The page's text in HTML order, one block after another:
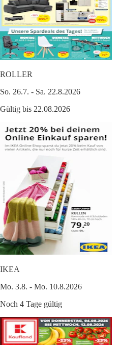
ROLLER
So. 26.7. - Sa. 22.8.2026
Gültig bis 22.08.2026
IKEA
Mo. 3.8. - Mo. 10.8.2026
Noch 4 Tage gültig